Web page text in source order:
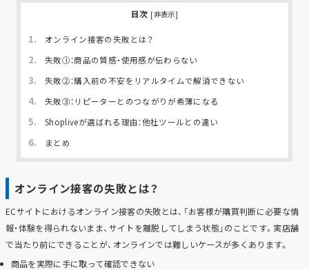
目次 [非表示]
1. オンライン接客の失敗とは？
2. 失敗①：商品の質感・使用感が伝わらない
3. 失敗②：購入前の不安をリアルタイムで解消できない
4. 失敗③：リピーターとのつながりが希薄になる
5. Shopliveが選ばれる理由：他社ツールとの違い
6. まとめ
オンライン接客の失敗とは？
ECサイトにおけるオンライン接客の失敗とは、「お客様が購買判断に必要な情
報・体験を得られないまま、サイトを離脱してしまう状態」のことです。実店舗
で当たり前にできることが、オンラインでは難しいケースが多くあります。
商品を実際に手に取って確認できない